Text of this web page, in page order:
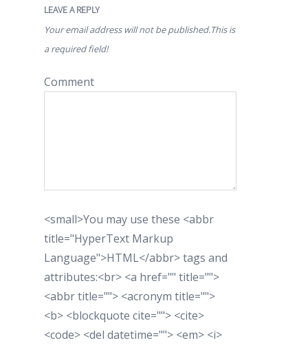
LEAVE A REPLY
Your email address will not be published.This is
a required field!
Comment
<small>You may use these <abbr
title="HyperText Markup
Language">HTML</abbr> tags and
attributes:<br> <a href="" title="">
<abbr title=""> <acronym title="">
<b> <blockquote cite=""> <cite>
<code> <del datetime=""> <em> <i>